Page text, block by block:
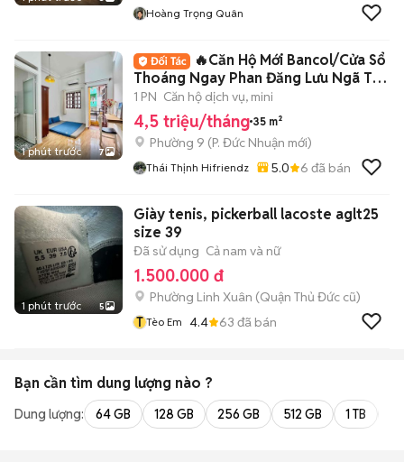
Hoàng Trọng Quân
1 phút trước 7
🔥Căn Hộ Mới Bancol/Cửa Sổ
Thoáng Ngay Phan Đăng Lưu Ngã Tư
Phú Nhuận
1 PN Căn hộ dịch vụ, mini
4,5 triệu/tháng 35 m²
Phường 9 (P. Đức Nhuận mới)
Thái Thịnh Hifriendz 5.0 6 đã bán
1 phút trước 5
Giày tenis, pickerball lacoste aglt25
size 39
Đã sử dụng Cả nam và nữ
1.500.000 đ
Phường Linh Xuân (Quận Thủ Đức cũ)
T Tèo Em 4.4 63 đã bán
Bạn cần tìm dung lượng nào ?
Dung lượng: 64 GB 128 GB 256 GB 512 GB 1 TB